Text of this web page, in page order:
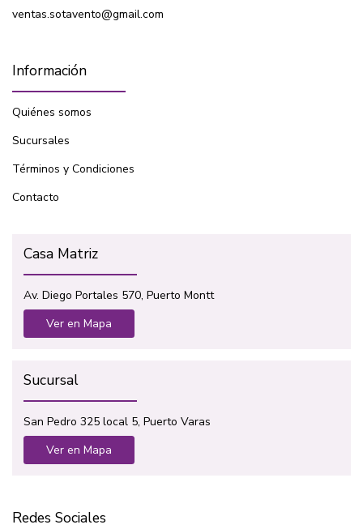
ventas.sotavento@gmail.com
Información
Quiénes somos
Sucursales
Términos y Condiciones
Contacto
Casa Matriz
Av. Diego Portales 570, Puerto Montt
Ver en Mapa
Sucursal
San Pedro 325 local 5, Puerto Varas
Ver en Mapa
Redes Sociales